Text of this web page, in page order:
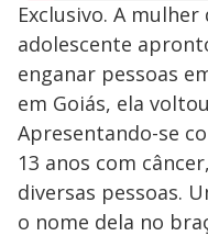
Exclusivo. A
adolescente
enganar pessoas
em Goiás, ela
Apresentando-se
13 anos com
diversas pessoas.
o nome dela no